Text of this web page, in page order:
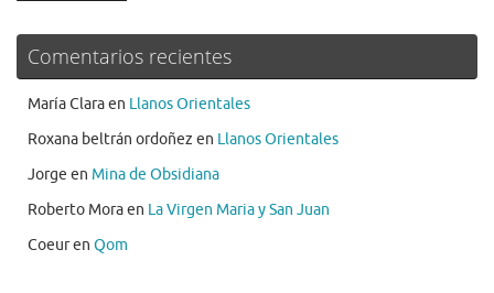
Comentarios recientes
María Claraen Llanos Orientales
Roxana beltrán ordoñez en Llanos Orientales
Jorge en Mina de Obsidiana
Roberto Moraen La Virgen Maria y San Juan
Coeuren Qom